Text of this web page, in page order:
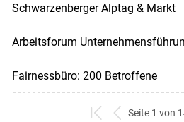
Schwarzenberger Alptag & Markt
Arbeitsforum
Fairnessbüro: 200 Betroffene
Seite 1 von